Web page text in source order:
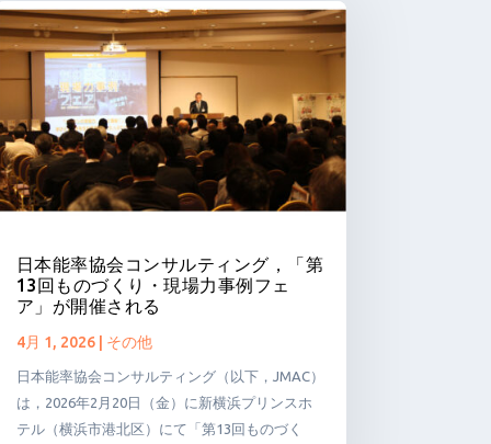
日本能率協会コンサルティング，「第
13回ものづくり・現場力事例フェ
ア」が開催される
4月 1, 2026| その他
日本能率協会コンサルティング（以下，JMAC）
は，2026年2月20日（金）に新横浜プリンスホ
テル（横浜市港北区）にて「第13回ものづく